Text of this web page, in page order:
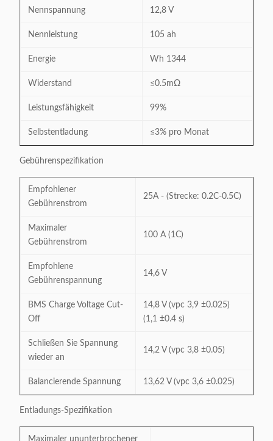
Nennspannung 12,8 V
Nennleistung 105 ah
Energie Wh 1344
Widerstand ≤0.5mΩ
Leistungsfähigkeit 99%
Selbstentladung ≤3% pro Monat
Gebührenspezifikation
Empfohlener
Gebührenstrom
25A - (Strecke: 0.2C-0.5C)
Maximaler
Gebührenstrom
100 A (1C)
Empfohlene
Gebührenspannung
14,6 V
BMS Charge Voltage Cut-
Off
14,8 V (vpc 3,9 ±0.025)
(1,1 ±0.4 s)
Schließen Sie Spannung
wieder an
14,2 V (vpc 3,8 ±0.05)
Balancierende Spannung 13,62 V (vpc 3,6 ±0.025)
Entladungs-Spezifikation
Maximaler ununterbrochener